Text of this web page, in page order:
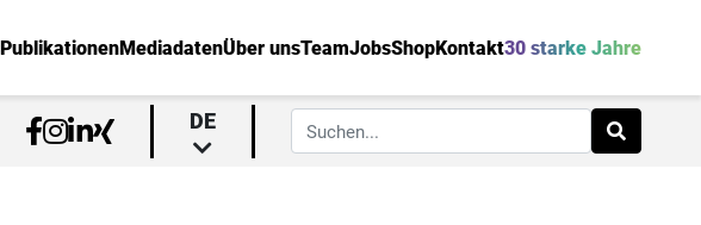
PublikationenMediadatenÜber unsTeamJobsShopKontakt30 starke Jahre
DE